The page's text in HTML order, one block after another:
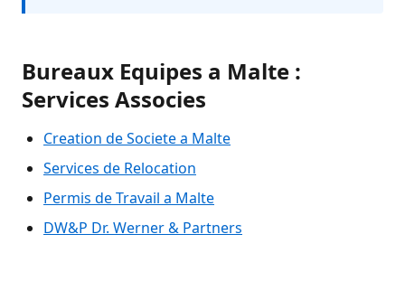
Bureaux Equipes a Malte :
Services Associes
Creation de Societe a Malte
Services de Relocation
Permis de Travail a Malte
DW&P Dr. Werner & Partners